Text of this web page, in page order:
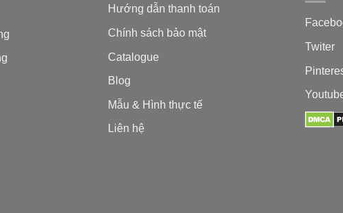
Hướng dẫn thanh toán
Chính sách bảo mật
Catalogue
Blog
Mẫu & Hình thực tế
Liên hệ
Twiter